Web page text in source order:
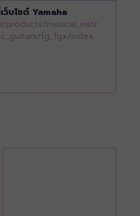
ว็บไซต์ Yamaha
musical_instr
fg_fgx/index.